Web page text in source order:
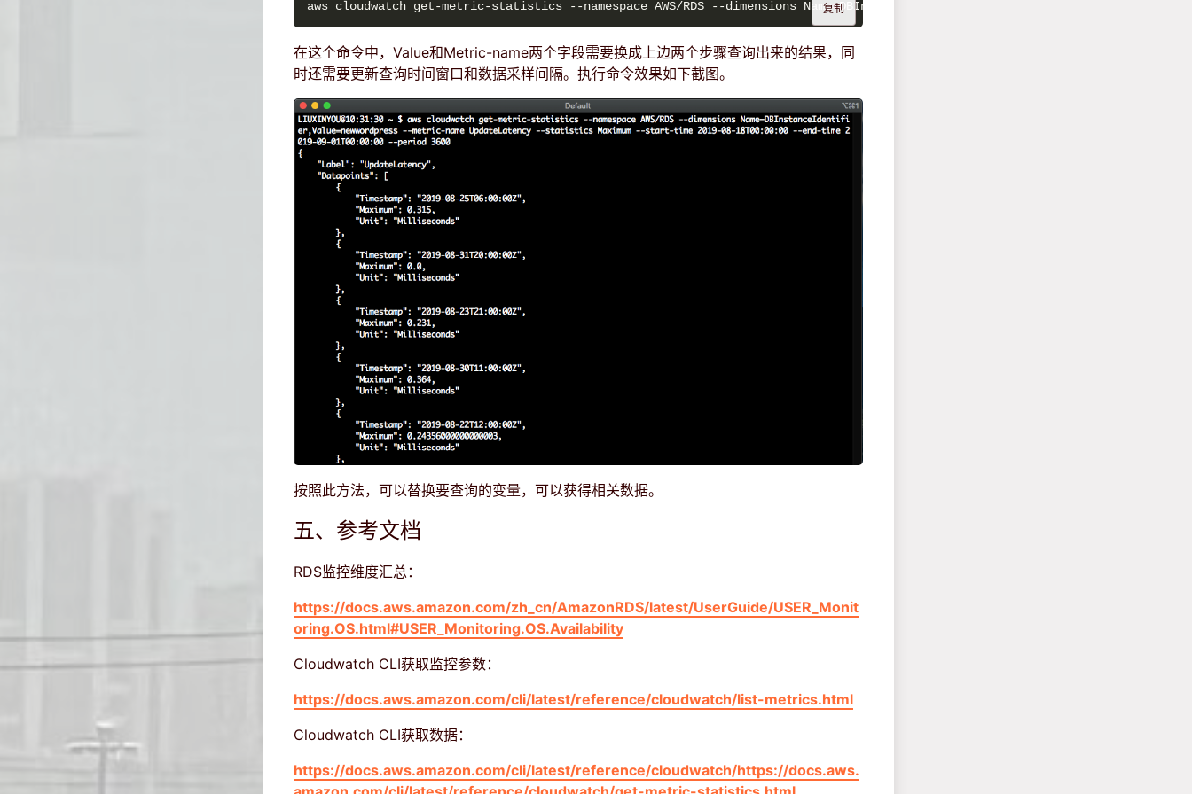
aws cloudwatch get-metric-statistics --namespace AWS/RDS --dimensions Name=DBInstanceIdentifier,Value
复制
在这个命令中，Value和Metric-name两个字段需要换成上边两个步骤查询出来的结果，同
时还需要更新查询时间窗口和数据采样间隔。执行命令效果如下截图。
按照此方法，可以替换要查询的变量，可以获得相关数据。
五、参考文档
RDS监控维度汇总：
https://docs.aws.amazon.com/zh_cn/AmazonRDS/latest/UserGuide/USER_Monit
oring.OS.html#USER_Monitoring.OS.Availability
Cloudwatch CLI获取监控参数：
https://docs.aws.amazon.com/cli/latest/reference/cloudwatch/list-metrics.html
Cloudwatch CLI获取数据：
https://docs.aws.amazon.com/cli/latest/reference/cloudwatch/https://docs.aws.